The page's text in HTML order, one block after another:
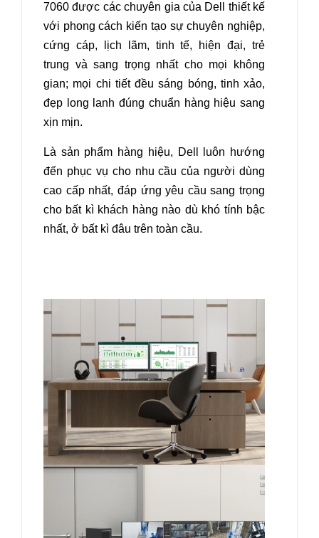
7060 được các chuyên gia của Dell thiết kế
với phong cách kiến tạo sự chuyên nghiệp,
cứng cáp, lịch lãm, tinh tế, hiện đại, trẻ
trung và sang trọng nhất cho mọi không
gian; mọi chi tiết đều sáng bóng, tinh xảo,
đẹp long lanh đúng chuẩn hàng hiệu sang
xịn mịn.
Là sản phẩm hàng hiệu, Dell luôn hướng
đến phục vụ cho nhu cầu của người dùng
cao cấp nhất, đáp ứng yêu cầu sang trọng
cho bất kì khách hàng nào dù khó tính bậc
nhất, ở bất kì đâu trên toàn cầu.